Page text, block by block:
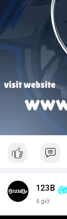
123B
4 giờ